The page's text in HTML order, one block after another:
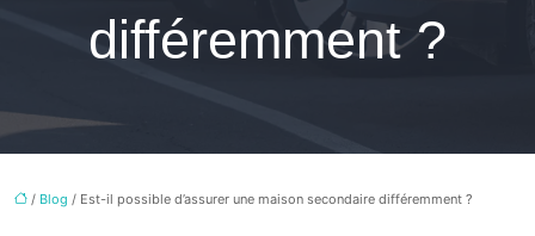
différemment ?
/ Blog / Est-il possible d’assurer une maison secondaire différemment ?